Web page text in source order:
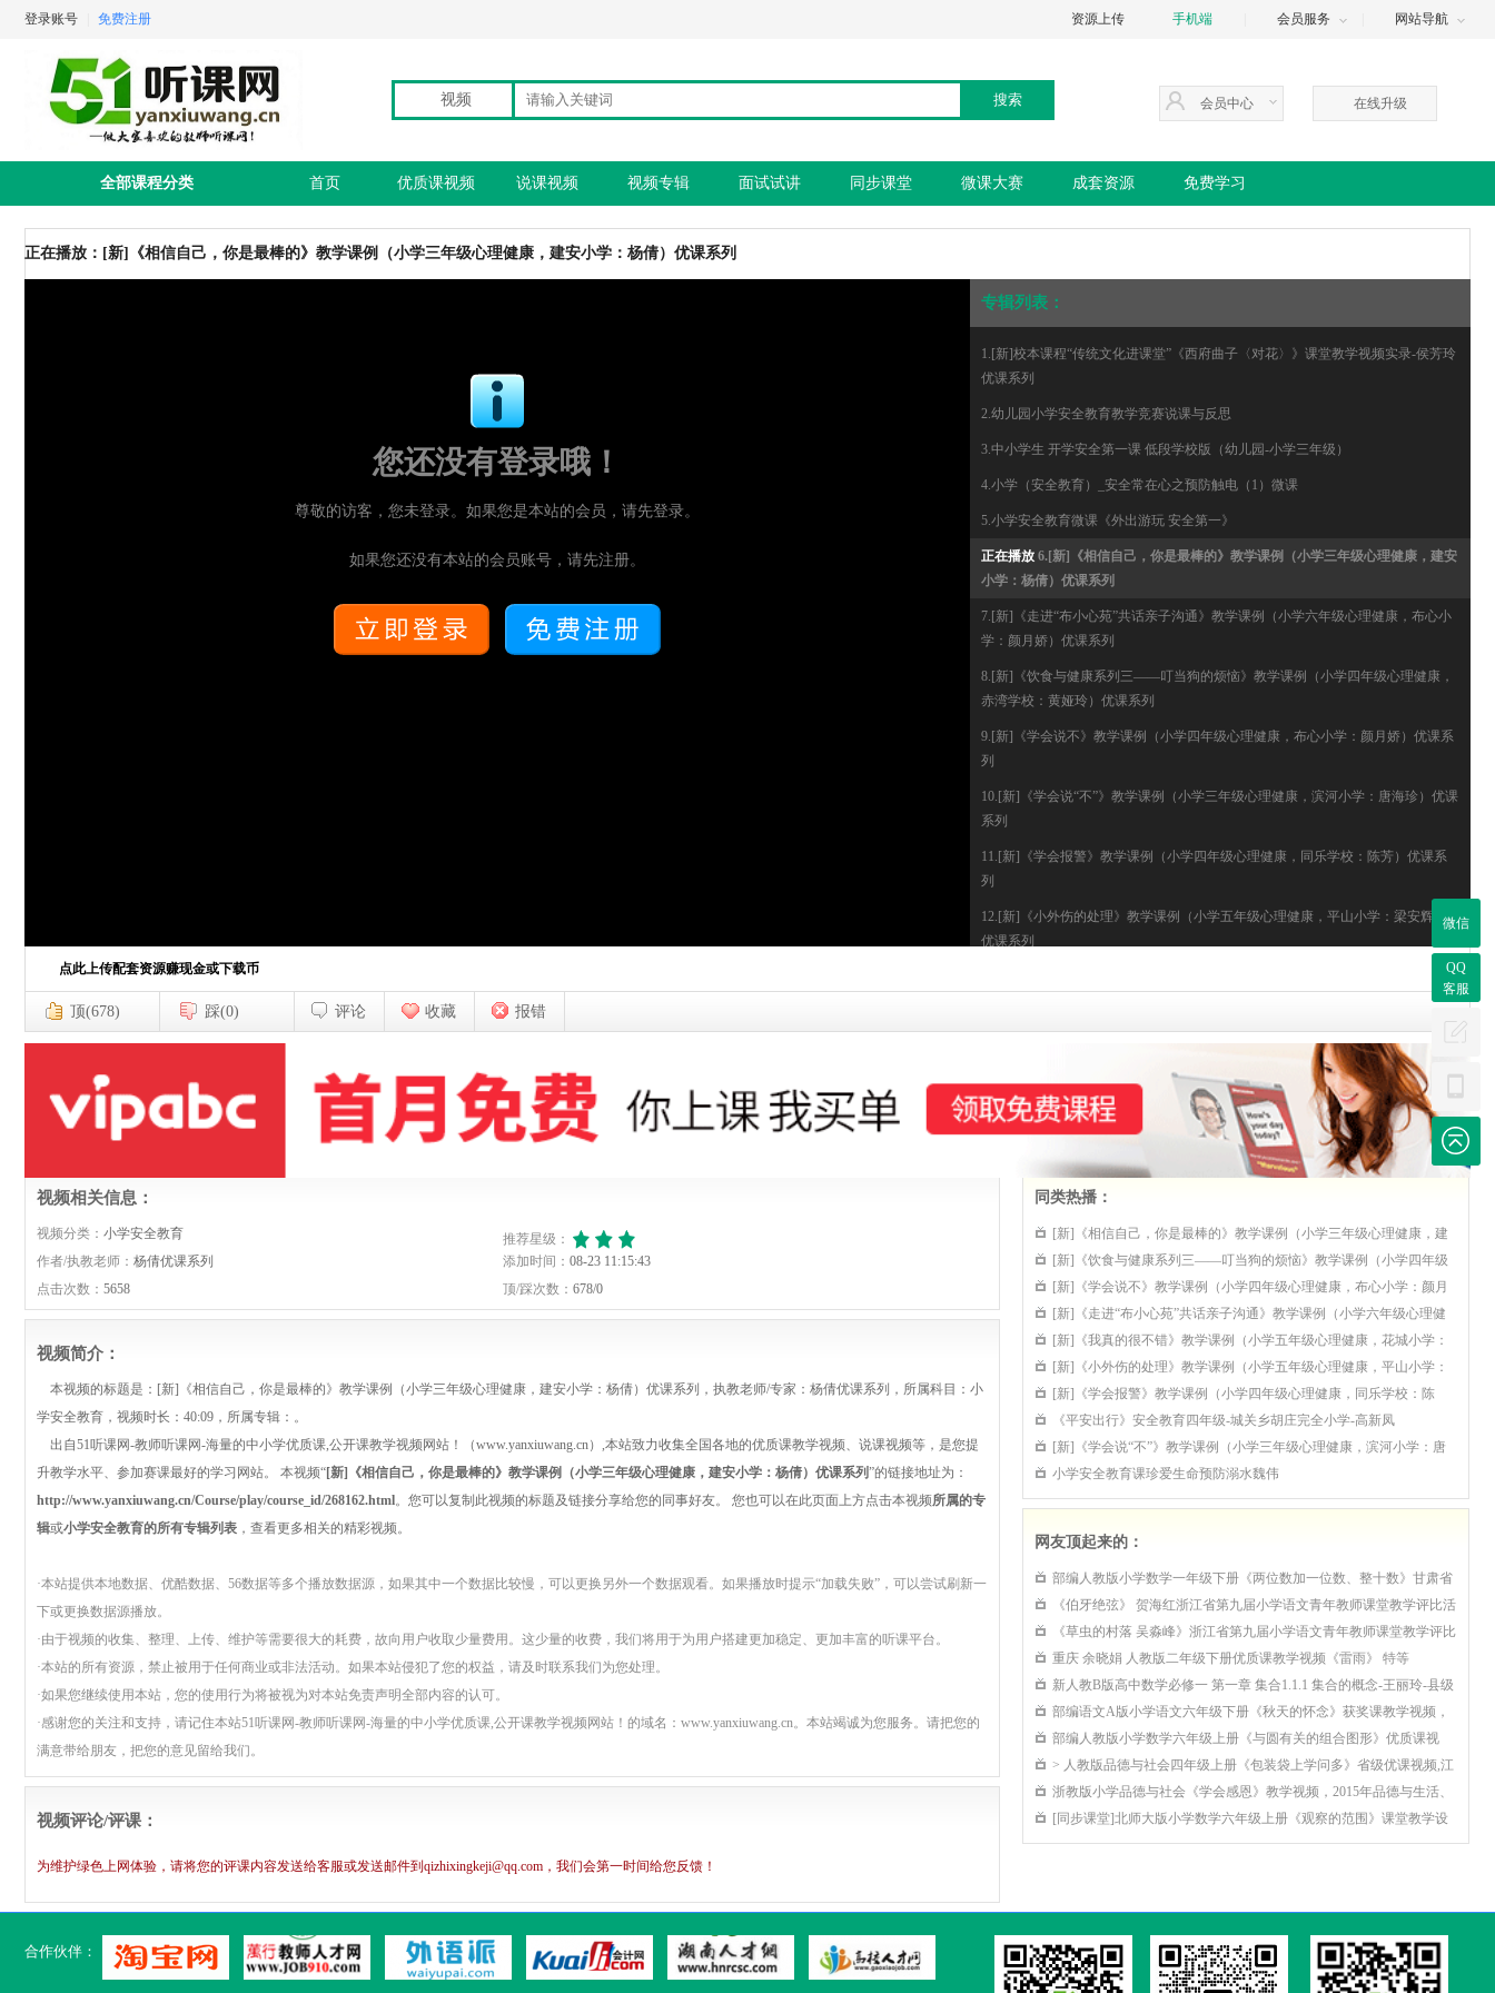
登录账号 免费注册 资源上传 手机端 会员服务 网站导航
视频 会员中心 在线升级
微信
QQ
客服
全部课程分类 首页 优质课视频 说课视频 视频专辑 面试试讲 同步课堂 微课大赛 成套资源 免费学习
正在播放：[新]《相信自己，你是最棒的》教学课例（小学三年级心理健康，建安小学：杨倩）优课系列
您还没有登录哦！
尊敬的访客，您未登录。如果您是本站的会员，请先登录。
如果您还没有本站的会员账号，请先注册。
专辑列表：
1.[新]校本课程“传统文化进课堂”《西府曲子〈对花〉》课堂教学视频实录-侯芳玲
优课系列
2.幼儿园小学安全教育教学竞赛说课与反思
3.中小学生 开学安全第一课 低段学校版（幼儿园-小学三年级）
4.小学（安全教育）_安全常在心之预防触电（1）微课
5.小学安全教育微课《外出游玩 安全第一》
正在播放 6.[新]《相信自己，你是最棒的》教学课例（小学三年级心理健康，建安
小学：杨倩）优课系列
7.[新]《走进“布小心苑”共话亲子沟通》教学课例（小学六年级心理健康，布心小
学：颜月娇）优课系列
8.[新]《饮食与健康系列三——叮当狗的烦恼》教学课例（小学四年级心理健康，
赤湾学校：黄娅玲）优课系列
9.[新]《学会说不》教学课例（小学四年级心理健康，布心小学：颜月娇）优课系
列
10.[新]《学会说“不”》教学课例（小学三年级心理健康，滨河小学：唐海珍）优课
系列
11.[新]《学会报警》教学课例（小学四年级心理健康，同乐学校：陈芳）优课系
列
12.[新]《小外伤的处理》教学课例（小学五年级心理健康，平山小学：梁安辉）
优课系列
14.[新]《沟通之道》高中心理健康-刘寒晓优课系列
15.[新]《班主任如何指导学生家长（二）》讲座-钱志亮优课系列
16.[新]《班主任如何指导学生家长（一）》讲座-钱志亮优课系列
17.[新]大象版心理健康三上《我最棒》课堂实录教学视频-黄琼琼优课系列
18.[新]北师大版心理健康三上《我有一个任性的朋友》课堂实录教学视频-陈怡琼
19.[新]广东省第六届班主任能力大赛-高中-赖丽萍老师优课系列
21.[新]广东省第六届班主任能力大赛-高中-苏科研老师优课系列
22.[新]广东省第六届班主任能力大赛-高中-管培祥老师优课系列
24.小学安全教育《食品安全记心中 健康生活你我他》优质课教学视频
25.小学安全教育优质课评比视频《安全标示记心间》教学视频
29.小学安全教育优质课评比视频《校园安全伴我行》教学视频
30.小学安全教育优质课评比视频《数学与交通安全》教学视频
点此上传配套资源赚现金或下载币
顶(678) 踩(0) 评论 收藏 报错
视频相关信息：
视频分类： 小学安全教育
推荐星级：
作者/执教老师： 杨倩优课系列 添加时间： 08-23 11:15:43
点击次数： 5658 顶/踩次数： 678/0
视频简介：
本视频的标题是：[新]《相信自己，你是最棒的》教学课例（小学三年级心理健康，建安小学：杨倩）优课系列，执教老师/专家：杨倩优课系列，所属科目：小
学安全教育，视频时长：40:09，所属专辑：。
出自51听课网-教师听课网-海量的中小学优质课,公开课教学视频网站！（www.yanxiuwang.cn）,本站致力收集全国各地的优质课教学视频、说课视频等，是您提
升教学水平、参加赛课最好的学习网站。 本视频“[新]《相信自己，你是最棒的》教学课例（小学三年级心理健康，建安小学：杨倩）优课系列”的链接地址为：
http://www.yanxiuwang.cn/Course/play/course_id/268162.html。您可以复制此视频的标题及链接分享给您的同事好友。 您也可以在此页面上方点击本视频所属的专
辑或小学安全教育的所有专辑列表 ，查看更多相关的精彩视频。
·本站提供本地数据、优酷数据、56数据等多个播放数据源，如果其中一个数据比较慢，可以更换另外一个数据观看。如果播放时提示“加载失败”，可以尝试刷新一
下或更换数据源播放。
·由于视频的收集、整理、上传、维护等需要很大的耗费，故向用户收取少量费用。这少量的收费，我们将用于为用户搭建更加稳定、更加丰富的听课平台。
·本站的所有资源，禁止被用于任何商业或非法活动。如果本站侵犯了您的权益，请及时联系我们为您处理。
·如果您继续使用本站，您的使用行为将被视为对本站免责声明全部内容的认可。
·感谢您的关注和支持，请记住本站51听课网-教师听课网-海量的中小学优质课,公开课教学视频网站！的域名：www.yanxiuwang.cn。本站竭诚为您服务。请把您的
满意带给朋友，把您的意见留给我们。
视频评论/评课：
为维护绿色上网体验，请将您的评课内容发送给客服或发送邮件到qizhixingkeji@qq.com，我们会第一时间给您反馈！
同类热播：
[新]《相信自己，你是最棒的》教学课例（小学三年级心理健康，建
安小学：杨倩）优课系列
[新]《饮食与健康系列三——叮当狗的烦恼》教学课例（小学四年级
心理健康，赤湾学校：黄娅玲）优课系列
[新]《学会说不》教学课例（小学四年级心理健康，布心小学：颜月
娇）优课系列
[新]《走进“布小心苑”共话亲子沟通》教学课例（小学六年级心理健
康，布心小学：颜月娇）优课系列
[新]《我真的很不错》教学课例（小学五年级心理健康，花城小学：
张仲）优课系列
[新]《小外伤的处理》教学课例（小学五年级心理健康，平山小学：
梁安辉）优课系列
[新]《学会报警》教学课例（小学四年级心理健康，同乐学校：陈
芳）优课系列
《平安出行》安全教育四年级-城关乡胡庄完全小学-高新凤
[新]《学会说“不”》教学课例（小学三年级心理健康，滨河小学：唐
海珍）优课系列
小学安全教育课珍爱生命预防溺水魏伟
网友顶起来的：
部编人教版小学数学一年级下册《两位数加一位数、整十数》甘肃省
（小学数学青年教师参赛获奖课例课堂教学实录）
《伯牙绝弦》 贺海红浙江省第九届小学语文青年教师课堂教学评比活
动
《草虫的村落 吴淼峰》浙江省第九届小学语文青年教师课堂教学评比
活动重庆 余晓娟 人教版二年级下册优质课教学视频《雷雨》 特等
新人教B版高中数学必修一 第一章 集合1.1.1 集合的概念-王丽玲-县级
优课部编语文A版小学语文六年级下册《秋天的怀念》获奖课教学视频，
辽宁省沈阳市浑南区
部编人教版小学数学六年级上册《与圆有关的组合图形》优质课视
频，> 人教版品德与社会四年级上册《包装袋上学问多》省级优课视频,江
西省,全国一师一优课评比获奖视
浙教版小学品德与社会《学会感恩》教学视频，2015年品德与生活、
品德与社会全国优质课评选展示课
[同步课堂]北师大版小学数学六年级上册《观察的范围》课堂教学设
计视频实录(42:09)实录
合作伙伴：